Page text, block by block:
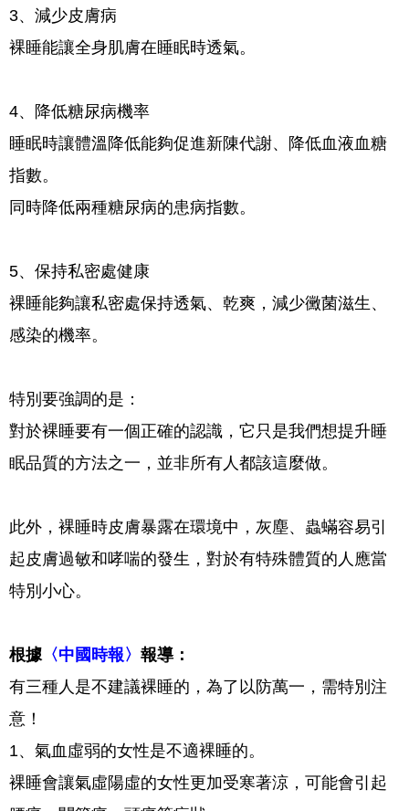
3、減少皮膚病
裸睡能讓全身肌膚在睡眠時透氣。
4、降低糖尿病機率
睡眠時讓體溫降低能夠促進新陳代謝、降低血液血糖
指數。
同時降低兩種糖尿病的患病指數。
5、保持私密處健康
裸睡能夠讓私密處保持透氣、乾爽，減少黴菌滋生、
感染的機率。
特別要強調的是：
對於裸睡要有一個正確的認識，它只是我們想提升睡
眠品質的方法之一，並非所有人都該這麼做。
此外，裸睡時皮膚暴露在環境中，灰塵、蟲蟎容易引
起皮膚過敏和哮喘的發生，對於有特殊體質的人應當
特別小心。
根據 〈中國時報〉 報導：
有三種人是不建議裸睡的，為了以防萬一，需特別注
意！
1、氣血虛弱的女性是不適裸睡的。
裸睡會讓氣虛陽虛的女性更加受寒著涼，可能會引起